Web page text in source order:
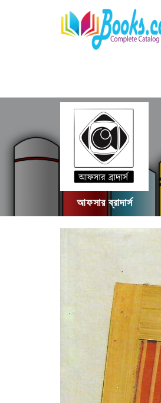
আফসার ব্রাদার্স